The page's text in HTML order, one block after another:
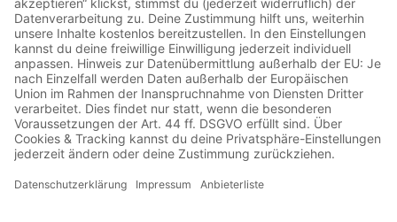
00:07:19
Manolo zurück im Stadion, ein Sprung von der Deutzer
Brücke für eine Derbyniederlage und ein Fahnenklau mithilfe
eines Schlüsselbundes aus dem Fanshop. Über diese und
Februar, März und April 2006. Die ausführlichen Berichte